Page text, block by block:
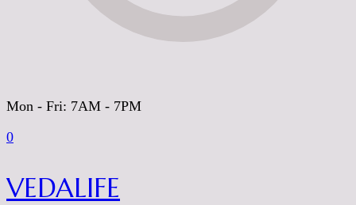
Mon - Fri: 7AM - 7PM
0
VEDALIFE